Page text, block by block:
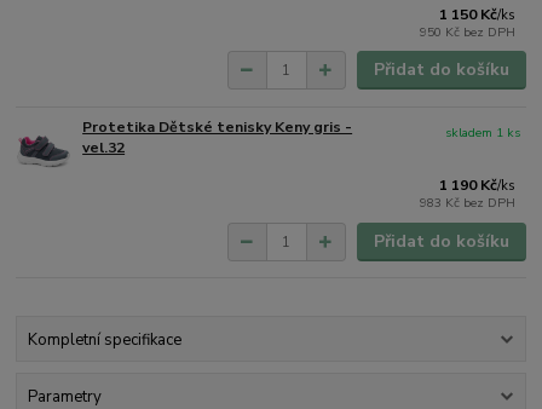
1 150 Kč/ks
950 Kč bez DPH
Přidat do košíku
Protetika Dětské tenisky Keny gris -
vel.32
1 190 Kč/ks
983 Kč bez DPH
skladem 1 ks
Přidat do košíku
Kompletní specifikace
Parametry